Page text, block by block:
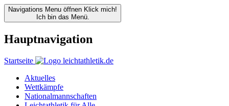
Navigations Menu öffnen Klick mich!
Ich bin das Menü.
Hauptnavigation
Startseite
Aktuelles
Wettkämpfe
Nationalmannschaften